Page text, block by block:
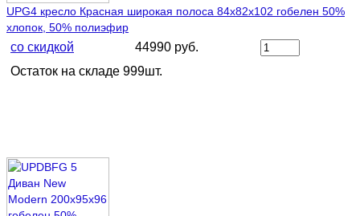
UPG4 кресло Красная широкая полоса 84х82х102 гобелен 50%
хлопок, 50% полиэфир
со скидкой
44990 руб.
Остаток на складе 999шт.